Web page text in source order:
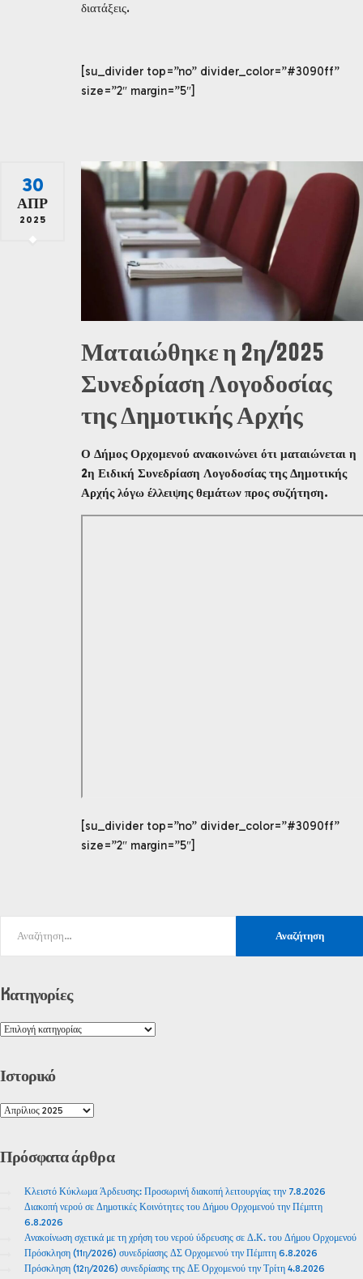
διατάξεις.
[su_divider top=”no” divider_color=”#3090ff”
size=”2″ margin=”5″]
30
ΑΠΡ
2025
Ματαιώθηκε η 2η/2025
Συνεδρίαση Λογοδοσίας
της Δημοτικής Αρχής
Ο Δήμος Ορχομενού ανακοινώνει ότι ματαιώνεται η
2η Ειδική Συνεδρίαση Λογοδοσίας της Δημοτικής
Αρχής λόγω έλλειψης θεμάτων προς συζήτηση.
[su_divider top=”no” divider_color=”#3090ff”
size=”2″ margin=”5″]
Kατηγορίες
Ιστορικό
Πρόσφαταάρθρα
Κλειστό Κύκλωμα Άρδευσης: Προσωρινή διακοπή λειτουργίας την 7.8.2026
Διακοπή νερού σε Δημοτικές Κοινότητες του Δήμου Ορχομενού την Πέμπτη
6.8.2026
Ανακοίνωση σχετικά με τη χρήση του νερού ύδρευσης σε Δ.Κ. του Δήμου Ορχομενού
Πρόσκληση (11η/2026) συνεδρίασης ΔΣ Ορχομενού την Πέμπτη 6.8.2026
Πρόσκληση (12η/2026) συνεδρίασης της ΔΕ Ορχομενού την Τρίτη 4.8.2026